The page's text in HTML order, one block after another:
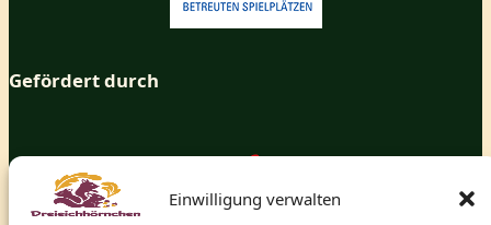
Einwilligung verwalten
Gefördert durch